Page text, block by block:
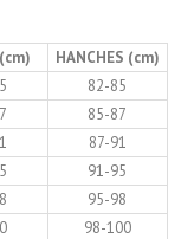
HANCHES (cm)
82-85
85-87
87-91
91-95
95-98
98-100